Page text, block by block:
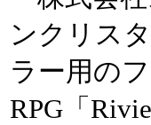
ンクリス
ラー用の
RPG「